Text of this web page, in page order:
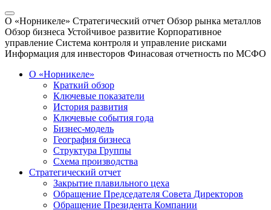
О «Норникеле» Стратегический отчет Обзор рынка металлов
Обзор бизнеса Устойчивое развитие Корпоративное
управление Система контроля и управление рисками
Информация для инвесторов Финасовая отчетность по МСФО
О «Норникеле»
Краткий обзор
Ключевые показатели
История развития
Ключевые события года
Бизнес-модель
География бизнеса
Структура Группы
Схема производства
Стратегический отчет
Закрытие плавильного цеха
Обращение Председателя Совета Директоров
Обращение Президента Компании